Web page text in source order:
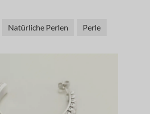
Natürliche Perlen Perle